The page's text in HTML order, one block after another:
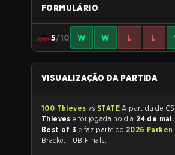
FORMULÁRIO
5/10 W W L L
VISUALIZAÇÃO DA PARTIDA
100 Thieves vs STATE
Thieves
e foi jogada no dia 24 de
Best of 3 e faz parte do 2026
Bracket - UB Finals.